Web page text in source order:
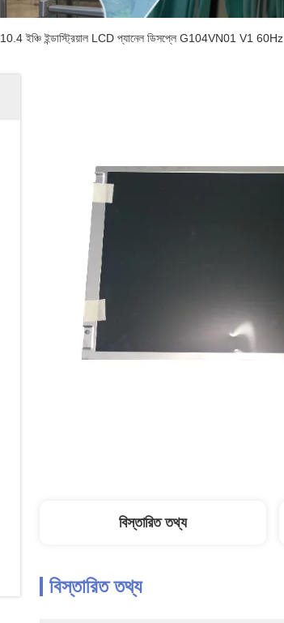
10.4 ইঞ্চি ইন্ডাস্ট্রিয়াল LCD প্যানেল ডিসপ্লে G104VN01 V1 60Hz
বিস্তারিত তথ্য
বিস্তারিত তথ্য